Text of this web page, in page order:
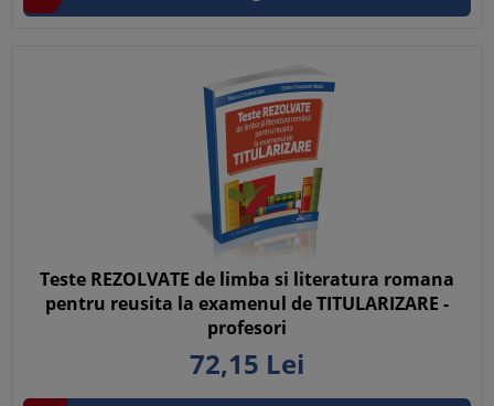
Teste REZOLVATE de limba si literatura romana
pentru reusita la examenul de TITULARIZARE -
profesori
72,15 Lei